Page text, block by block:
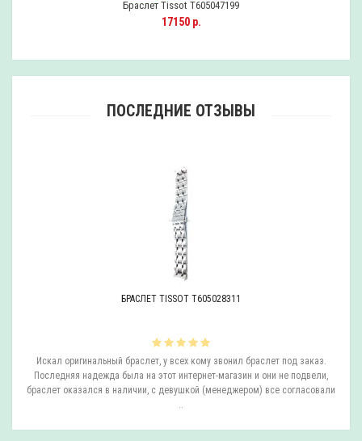
Браслет Tissot T605047199
17150 р.
ПОСЛЕДНИЕ ОТЗЫВЫ
БРАСЛЕТ TISSOT T605028311
Искал оригинальный браслет, у всех кому звонил браслет под заказ.
Последняя надежда была на этот интернет-магазин и они не подвели,
браслет оказался в наличии, с девушкой (менеджером) все согласовали
..